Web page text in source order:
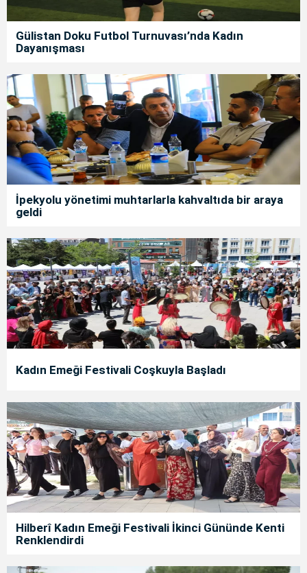
Gülistan Doku Futbol Turnuvası’nda Kadın
Dayanışması
İpekyolu yönetimi muhtarlarla kahvaltıda bir araya
geldi
Kadın Emeği Festivali Coşkuyla Başladı
Hilberî Kadın Emeği Festivali İkinci Gününde Kenti
Renklendirdi